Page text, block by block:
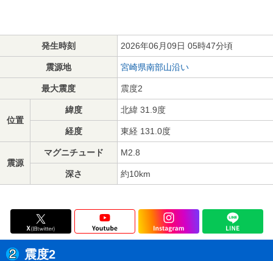
発生時刻 2026年06月09日 05時47分頃
震源地 宮崎県南部山沿い
最大震度 震度2
位置
緯度 北緯 31.9度
経度 東経 131.0度
震源
マグニチュード M2.8
深さ 約10km
震度2